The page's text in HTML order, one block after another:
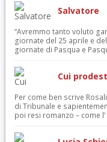
Salvatore
“Avremmo tanto voluto
giornate del 25 aprile e
giornate di Pasqua e
Cui
Per come ben scrive
di Tribunale e
poi resi romanzo – come l’